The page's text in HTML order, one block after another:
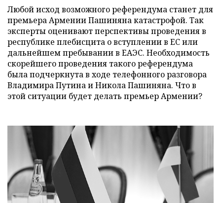
Любой исход возможного референдума станет для
премьера Армении Пашиняна катастрофой. Так
эксперты оценивают перспективы проведения в
республике плебисцита о вступлении в ЕС или
дальнейшем пребывании в ЕАЭС. Необходимость
скорейшего проведения такого референдума
была подчеркнута в ходе телефонного разговора
Владимира Путина и Никола Пашиняна. Что в
этой ситуации будет делать премьер Армении?